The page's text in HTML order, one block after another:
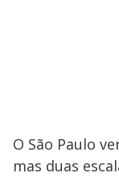
O São Paulo
mas duas